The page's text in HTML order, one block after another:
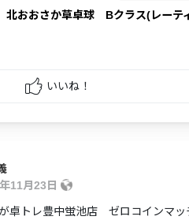
北おおさか草卓球 Bクラス(レーテ
いいね！
11月23日
卓トレ豊中蛍池店 ゼロコインマッ